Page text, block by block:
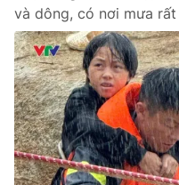
và dông, có nơi mưa